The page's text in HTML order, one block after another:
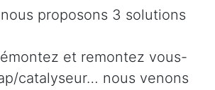
proposons 3 solutions
et remontez vous-
catalyseur… nous venons